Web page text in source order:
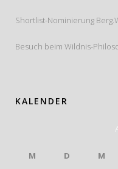
Shortlist-Nominierung
Besuch beim Wildnis-
KALENDER
M D M